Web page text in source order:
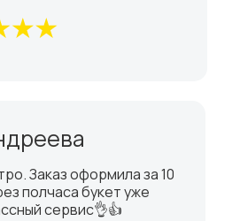
Заказ оформила за 10
полчаса букет уже
сервис👌👍